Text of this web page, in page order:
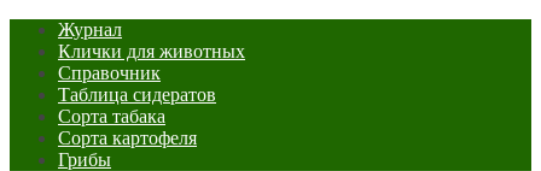
Журнал
Клички для животных
Справочник
Таблица сидератов
Сорта табака
Сорта картофеля
Грибы